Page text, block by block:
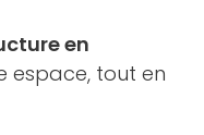
en
espace, tout en